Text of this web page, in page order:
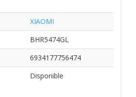
XIAOMI
BHR5474GL
6934177756474
Disponible